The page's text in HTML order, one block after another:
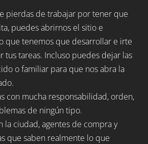
pierdas de trabajar por tener que
puedes abrirnos el sitio e
que tenemos que desarrollar e irte
tus tareas. Incluso puedes dejar las
o familiar para que nos abra la
con mucha responsabilidad, orden,
de ningún tipo.
la ciudad, agentes de compra y
que saben realmente lo que